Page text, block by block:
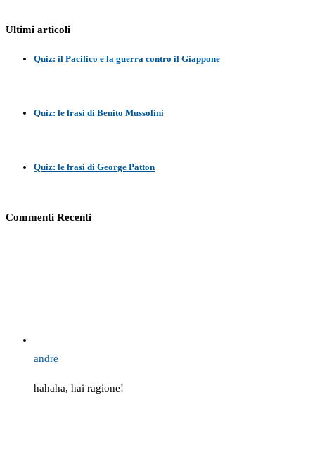
Ultimi articoli
Quiz: il Pacifico e la guerra contro il Giappone
Quiz: le frasi di Benito Mussolini
Quiz: le frasi di George Patton
Commenti Recenti
andre
hahaha, hai ragione!